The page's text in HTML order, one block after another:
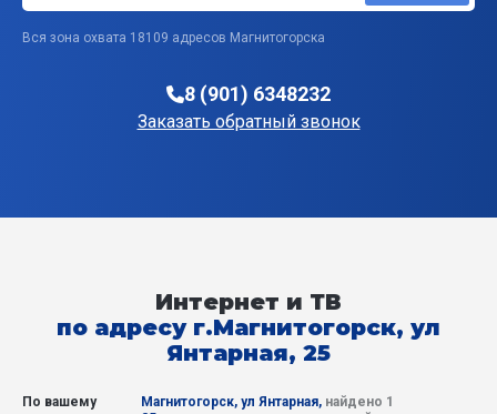
Вся зона охвата 18109 адресов Магнитогорска
8 (901) 6348232
Заказать обратный звонок
Интернет и ТВ
по адресу г.Магнитогорск, ул
Янтарная, 25
По вашему
Магнитогорск, ул Янтарная, найдено 1